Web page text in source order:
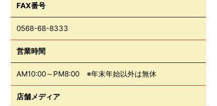
FAX番号
0568-68-8333
営業時間
AM10:00～PM8:00 ※年末年始以外は無休
店舗メディア